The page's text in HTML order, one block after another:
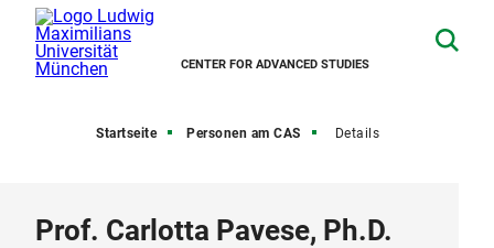
CENTER FOR ADVANCED STUDIES
Startseite Personen am CAS Details
Prof. Carlotta Pavese, Ph.D.